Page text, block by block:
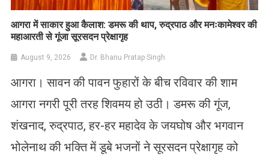
आगरा में साकार हुआ कैलाश: डमरू की थाप, रुद्रपाठ और मनःकामेश्वर की
महाआरती से गूंजा सूरसदन प्रेक्षागृह
August 9, 2026 Dr. Bhanu Pratap Singh
आगरा। सावन की पावन फुहारों के बीच रविवार की शाम
आगरा नगरी पूरी तरह शिवमय हो उठी। डमरू की गूंज,
शंखनाद, रुद्रपाठ, हर-हर महादेव के जयघोष और भगवान
भोलेनाथ की भक्ति में डूबे भजनों ने सूरसदन प्रेक्षागृह को